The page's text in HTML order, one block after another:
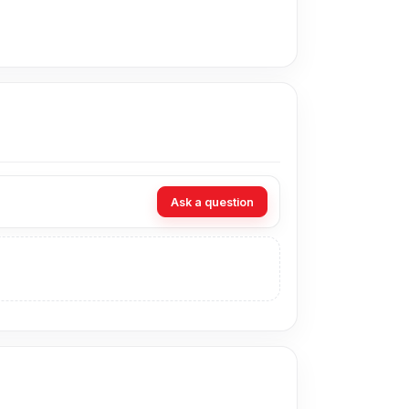
Ask a question